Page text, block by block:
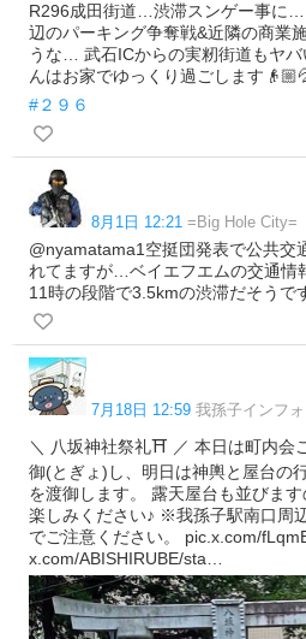
R296成田街道…渋滞スンゲー事に…
辺のパーキング争奪戦&近隣の商業
うな… 武石ICからの実籾街道もヤバ
んはお家でゆっくり過ごします
#２９６
8月1日 12:21 =Big Hole City=
@nyamatama1空挺団発表で公共交
れてますが…ベイエフエムの交通情
11時の段階で3.5kmの渋滞だそうで
7月18日 12:59 我孫子インフ
＼ 八坂神社祭礼⛩️ ／ 本日は町内会
御(とぎょ)し、明日は神輿と屋台の
を渡御します。 露天屋台も並びま
楽しみください♪ ※我孫子駅南口周
でご注意ください。 pic.x.com/
x.com/ABISHIRUBE/sta…